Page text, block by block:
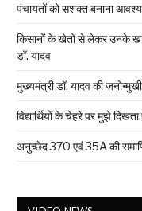
पंचायतों को सशक्त बनाना
किसानों के खेतों से लेकर उनके
डॉ. यादव
मुख्यमंत्री डॉ. यादव की
विद्यार्थियों के चेहरे पर मुझे
अनुच्छेद 370 एवं 35A की